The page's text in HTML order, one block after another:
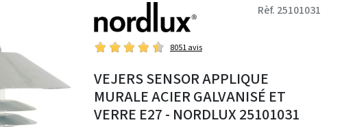
Rèf. 25101031
8051 avis
VEJERS SENSOR APPLIQUE
MURALE ACIER GALVANISÉ ET
VERRE E27 - NORDLUX 25101031